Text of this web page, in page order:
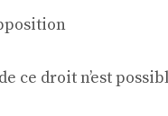
ce droit n’est